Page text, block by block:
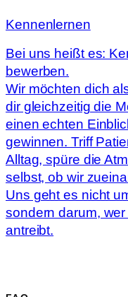
Kennenlernen
Bei uns heißt es:
bewerben.
Wir möchten dich
dir gleichzeitig die
einen echten
gewinnen. Triff
Alltag, spüre die
selbst, ob wir
Uns geht es nicht
sondern darum,
antreibt.